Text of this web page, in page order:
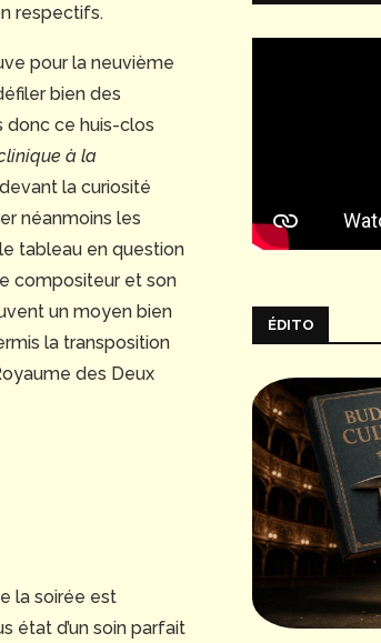
– Opéra national de Paris
respectifs.
pour la neuvième
bien des
donc ce huis-clos
à la
la curiosité
néanmoins les
tableau en question
compositeur et son
un moyen bien
la transposition
des Deux
la soirée est
état d’un soin parfait
ÉDITO